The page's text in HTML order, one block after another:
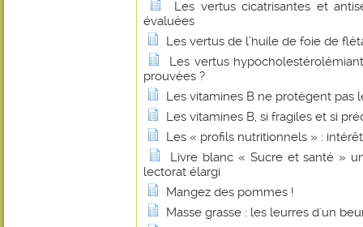
Les vertus cicatrisantes et
évaluées
Les vertus de l’huile de foie de
Les vertus
prouvées ?
Les vitamines B ne protègent pas
Les vitamines B, si fragiles et si
Les « profils nutritionnels » :
Livre blanc « Sucre et santé »
lectorat élargi
Mangez des pommes !
Masse grasse : les leurres d'un